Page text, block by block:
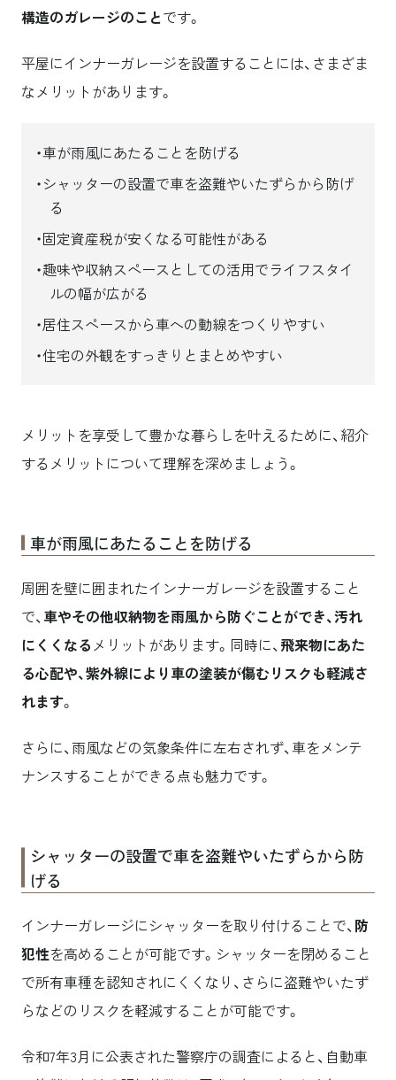
構造のガレージのことです。
平屋にインナーガレージを設置することには、さまざま
なメリットがあります。
車が雨風にあたることを防げる
シャッターの設置で車を盗難やいたずらから防げ
る
固定資産税が安くなる可能性がある
趣味や収納スペースとしての活用でライフスタイ
ルの幅が広がる
居住スペースから車への動線をつくりやすい
住宅の外観をすっきりとまとめやすい
メリットを享受して豊かな暮らしを叶えるために、紹介
するメリットについて理解を深めましょう。
車が雨風にあたることを防げる
周囲を壁に囲まれたインナーガレージを設置すること
で、車やその他収納物を雨風から防ぐことができ、汚れ
にくくなるメリットがあります。同時に、飛来物にあた
る心配や、紫外線により車の塗装が傷むリスクも軽減さ
れます。
さらに、雨風などの気象条件に左右されず、車をメンテ
ナンスすることができる点も魅力です。
シャッターの設置で車を盗難やいたずらから防
げる
インナーガレージにシャッターを取り付けることで、防
犯性を高めることが可能です。シャッターを閉めること
で所有車種を認知されにくくなり、さらに盗難やいたず
らなどのリスクを軽減することが可能です。
令和7年3月に公表された警察庁の調査によると、自動車